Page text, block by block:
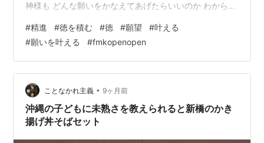
神様も どんな願いをかなえてあげたらいいのか わからな
持ちで こういうことしてみたいな～ という 考えは持っ
ておいた方がいいです。 ただお金持ちになりたい！ 確か
に思いがちですが でも、 そこまでの道のりが 不明なら
神様も少しわからないですよね どうやって お金儲けした
いんだろう？ それと やはり 昔から言う 徳を積むです…
#精進 #徳を積む #徳 #願望 #叶える
#願いを叶える #fmkopenopen
ことなかれ主義 • 9ヶ月前
沖縄の子どもに未熟さを教えられると新橋のかき
揚げ丼そばセット